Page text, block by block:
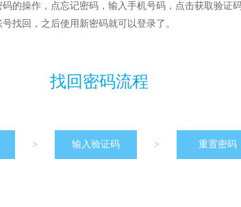
的操作，点忘记密码，输入手机号码，点击获取验证
找回，之后使用新密码就可以登录了。
找回密码流程
> 输入验证码 > 重置密码